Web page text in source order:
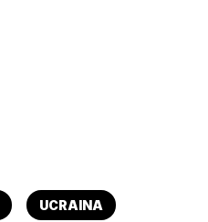
UCRAINA